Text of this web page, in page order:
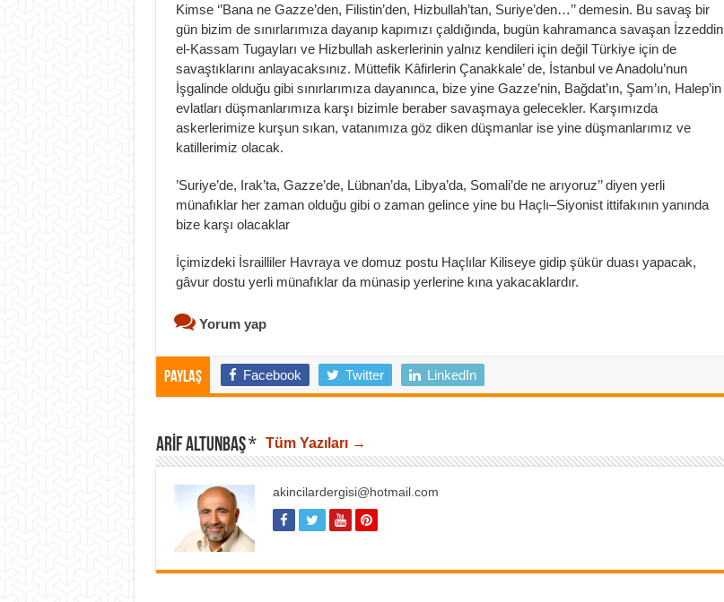
Kimse ‘’Bana ne Gazze’den, Filistin’den, Hizbullah’tan, Suriye’den…’’ demesin. Bu savaş bir
gün bizim de sınırlarımıza dayanıp kapımızı çaldığında, bugün kahramanca savaşan İzzeddin
el-Kassam Tugayları ve Hizbullah askerlerinin yalnız kendileri için değil Türkiye için de
savaştıklarını anlayacaksınız. Müttefik Kâfirlerin Çanakkale’ de, İstanbul ve Anadolu’nun
İşgalinde olduğu gibi sınırlarımıza dayanınca, bize yine Gazze’nin, Bağdat’ın, Şam’ın, Halep’in
evlatları düşmanlarımıza karşı bizimle beraber savaşmaya gelecekler. Karşımızda
askerlerimize kurşun sıkan, vatanımıza göz diken düşmanlar ise yine düşmanlarımız ve
katillerimiz olacak.
’Suriye’de, Irak’ta, Gazze’de, Lübnan’da, Libya’da, Somali’de ne arıyoruz’’ diyen yerli
münafıklar her zaman olduğu gibi o zaman gelince yine bu Haçlı–Siyonist ittifakının yanında
bize karşı olacaklar
İçimizdeki İsrailliler Havraya ve domuz postu Haçlılar Kiliseye gidip şükür duası yapacak,
gâvur dostu yerli münafıklar da münasip yerlerine kına yakacaklardır.
Yorum yap
Paylaş Facebook Twitter LinkedIn
ARIF ALTUNBAŞ * Tüm Yazıları →
akincilardergisi@hotmail.com